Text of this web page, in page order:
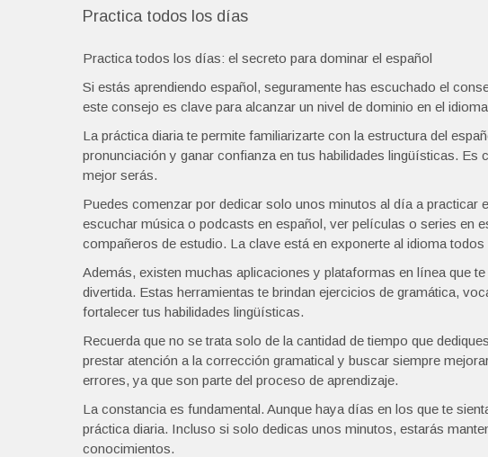
Practica todos los días
Practica todos los días: el secreto para dominar el español
Si estás aprendiendo español, seguramente has escuchado el
este consejo es clave para alcanzar un nivel de dominio en el
La práctica diaria te permite familiarizarte con la estructura del
pronunciación y ganar confianza en tus habilidades lingüísticas.
mejor serás.
Puedes comenzar por dedicar solo unos minutos al día a practicar
escuchar música o podcasts en español, ver películas o series en
compañeros de estudio. La clave está en exponerte al idioma
Además, existen muchas aplicaciones y plataformas en línea que
divertida. Estas herramientas te brindan ejercicios de gramática,
fortalecer tus habilidades lingüísticas.
Recuerda que no se trata solo de la cantidad de tiempo que
prestar atención a la corrección gramatical y buscar siempre
errores, ya que son parte del proceso de aprendizaje.
La constancia es fundamental. Aunque haya días en los que te
práctica diaria. Incluso si solo dedicas unos minutos, estarás
conocimientos.